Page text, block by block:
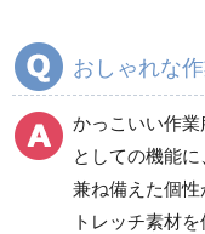
ズボン
ツ
クリーンウェア
パンツ
おしゃれな
かっこいい作業
としての機能
兼ね備えた個
トレッチ素材